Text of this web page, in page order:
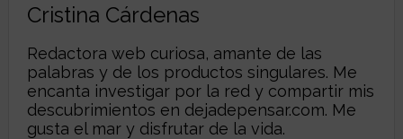
Cristina Cárdenas
Redactora web curiosa, amante de las
palabras y de los productos singulares. Me
encanta investigar por la red y compartir mis
descubrimientos en dejadepensar.com. Me
gusta el mar y disfrutar de la vida.